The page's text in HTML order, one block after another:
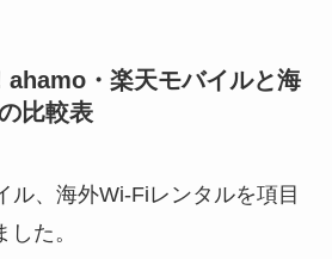
ahamo・楽天モバイルと海
比較表
ル、海外Wi-Fiレンタルを項目
た。